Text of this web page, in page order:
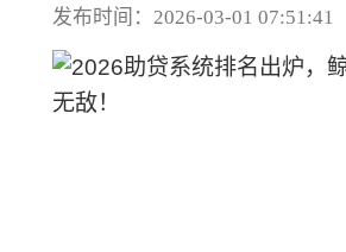
发布时间：2026-03-01 07:51:41